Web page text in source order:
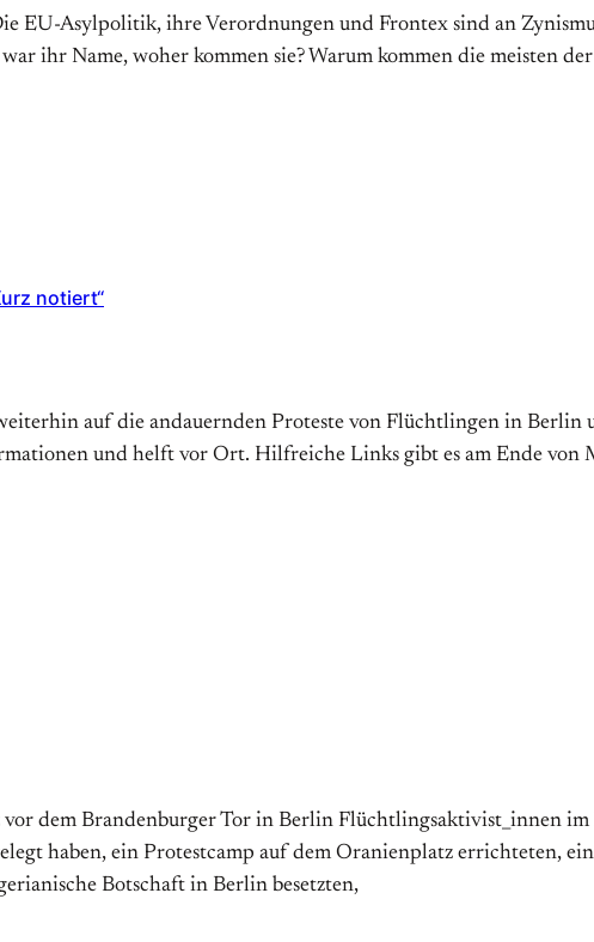
EU-Asylpolitik, ihre Verordnungen und Frontex sind an
ihr Name, woher kommen sie? Warum kommen die meisten
notiert“
auf die andauernden Proteste von Flüchtlingen in Berlin
und helft vor Ort. Hilfreiche Links gibt es am Ende von
vor dem Brandenburger Tor in Berlin Flüchtlingsaktivist_innen
haben, ein Protest­camp auf dem Oranienplatz errichteten,
Botschaft in Berlin besetzten,